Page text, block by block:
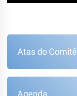
Atas do Comitê
Agenda